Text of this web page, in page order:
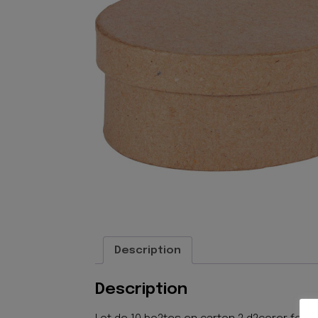
Description
Description